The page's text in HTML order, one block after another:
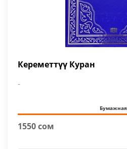
Кереметтүү Куран
-
Бумажная
1550 сом